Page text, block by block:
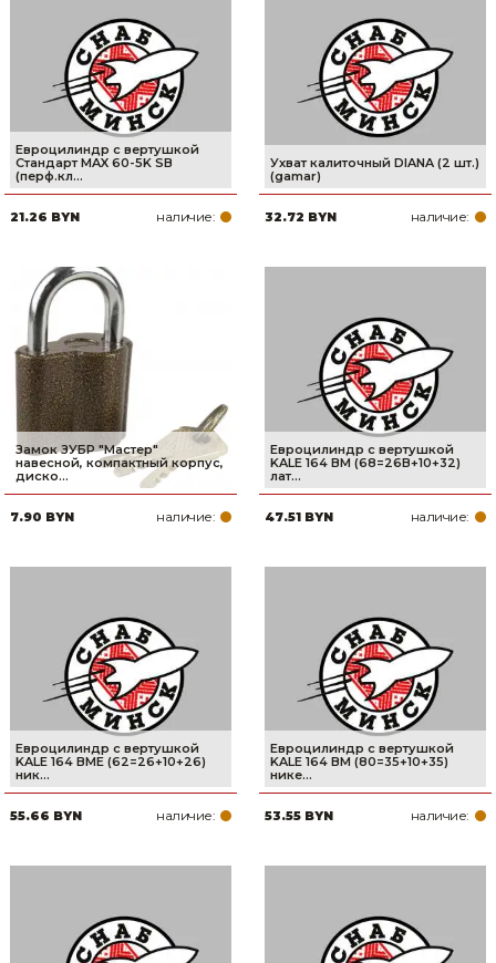
Евроцилиндр с вертушкой
Стандарт MAX 60-5K SB
(перф.кл...
21.26 BYN наличие:
Ухват калиточный DIANA (2 шт.)
(gamar)
32.72 BYN наличие:
Замок ЗУБР ″Мастер″
навесной, компактный корпус,
диско...
7.90 BYN наличие:
Евроцилиндр с вертушкой
KALE 164 BM (68=26В+10+32)
лат...
47.51 BYN наличие:
Евроцилиндр с вертушкой
KALE 164 BME (62=26+10+26)
ник...
55.66 BYN наличие:
Евроцилиндр с вертушкой
KALE 164 BM (80=35+10+35)
нике...
53.55 BYN наличие: